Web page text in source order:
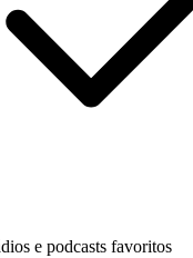
e podcasts favoritos